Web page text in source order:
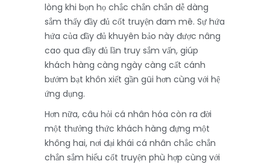
lòng khi bọn họ chắc chắn chắn dễ dàng
sắm thấy đầy đủ cốt truyện đam mê. Sự hứa
hứa của đầy đủ khuyên bảo này được nâng
cao qua đầy đủ lần truy sắm vấn, giúp
khách hàng càng ngày càng cất cánh
bướm bạt khôn xiết gần gũi hơn cùng với hệ
ứng dụng.
Hơn nữa, câu hỏi cá nhân hóa còn ra đời
một thưởng thức khách hàng đựng một
không hai, nơi đại khái cá nhân chắc chắn
chắn sắm hiểu cốt truyện phù hợp cùng với